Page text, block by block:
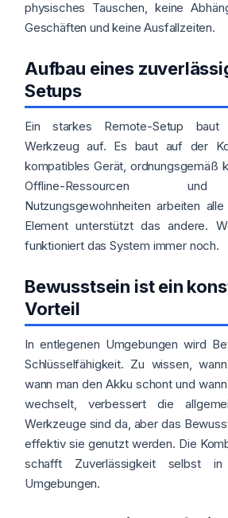
physisches Tauschen, keine
Geschäften und keine Ausfallzeiten.
Aufbau eines
Setups
Ein starkes Remote-Setup
Werkzeug auf. Es baut auf der
kompatibles Gerät, ordnungsgemäß
Offline-Ressourcen und
Nutzungsgewohnheiten arbeiten
Element unterstützt das andere.
funktioniert das System immer noch.
Bewusstsein ist ein
Vorteil
In entlegenen Umgebungen wird
Schlüsselfähigkeit. Zu wissen,
wann man den Akku schont und
wechselt, verbessert die
Werkzeuge sind da, aber das
effektiv sie genutzt werden. Die
schafft Zuverlässigkeit selbst in
Umgebungen.